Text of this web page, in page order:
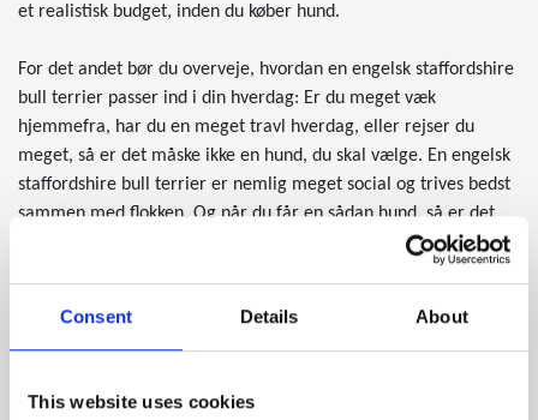
Consent Details About
This website uses cookies
et realistisk budget, inden du køber hund.
For det andet bør du overveje, hvordan en engelsk staffordshire
bull terrier passer ind i din hverdag: Er du meget væk
hjemmefra, har du en meget travl hverdag, eller rejser du
meget, så er det måske ikke en hund, du skal vælge. En engelsk
staffordshire bull terrier er nemlig meget social og trives bedst
sammen med flokken. Og når du får en sådan hund, så er det
En engelsk staffordshire bull terrier skal aktiveres ved træning,
leg og gåtur minimum 1,5 time om dagen, så den får stimuleret
eksempelvis en lang arbejdsdag, og det er derfor vigtigt at